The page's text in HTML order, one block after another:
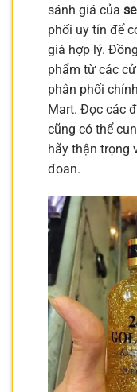
sánh giá của
phối uy tín để
giá hợp lý.
phẩm từ các
phân phối
Mart. Đọc các
cũng có thể
hãy thận trọng
đoan.